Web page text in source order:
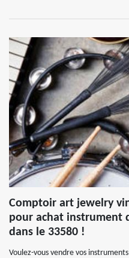
Comptoir art jewelry
pour achat instrument
dans le 33580 !
Voulez-vous vendre vos